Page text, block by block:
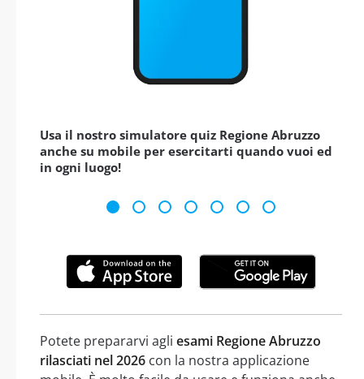
Usa il nostro simulatore quiz Regione Abruzzo
anche su mobile per esercitarti quando vuoi ed
in ogni luogo!
Potete prepararvi agli esami Regione Abruzzo
rilasciati nel 2026 con la nostra applicazione